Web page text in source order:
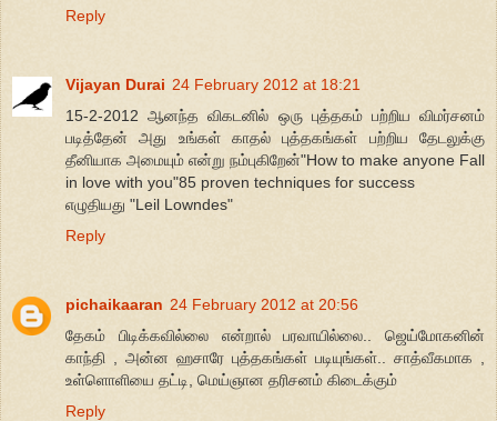
Reply
Vijayan Durai 24 February 2012 at 18:21
15-2-2012 ஆனந்த விகடனில் ஒரு புத்தகம் பற்றிய விமர்சனம்
படித்தேன் அது உங்கள் காதல் புத்தகங்கள் பற்றிய தேடலுக்கு
தீனியாக அமையும் என்று நம்புகிறேன்"How to make anyone Fall
in love with you"85 proven techniques for success
எழுதியது "Leil Lowndes"
Reply
pichaikaaran 24 February 2012 at 20:56
தேகம் பிடிக்கவில்லை என்றால் பரவாயில்லை.. ஜெய்மோகனின்
காந்தி , அன்ன ஹசாரே புத்தகங்கள் படியுங்கள்.. சாத்வீகமாக ,
உள்ளொளியை தட்டி, மெய்ஞான தரிசனம் கிடைக்கும்
Reply